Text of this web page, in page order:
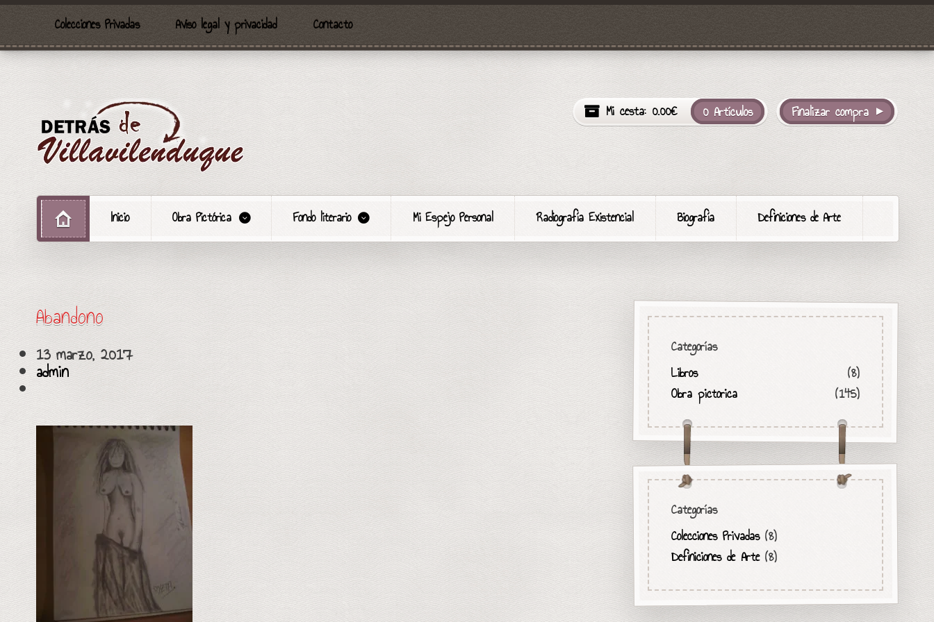
Colecciones Privadas Aviso legal y privacidad Contacto
Finalizar compra
Mi cesta: 0.00€ 0 Artículos
Inicio Obra Pictórica Fondo literario Mi Espejo Personal Radiografía Existencial Biografía Definiciones de Arte
Abandono
13 marzo, 2017
admin
Categorías
Libros
(8)
Obra pictorica
(145)
Categorías
Colecciones Privadas(8)
Definiciones de Arte(8)